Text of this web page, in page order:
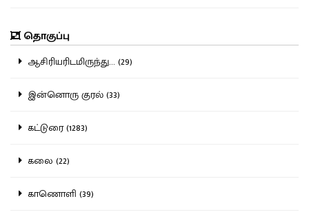
தொகுப்பு
ஆசிரியரிடமிருந்து... (29)
இன்னொரு குரல் (33)
கட்டுரை (1283)
கலை (22)
காணொளி (39)